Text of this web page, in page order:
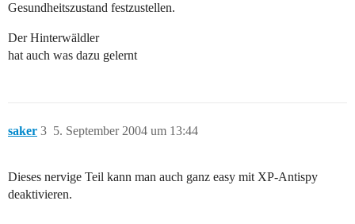
Gesundheitszustand festzustellen.
Der Hinterwäldler
hat auch was dazu gelernt
saker 5. September 2004 um 13:44
3
Dieses nervige Teil kann man auch ganz easy mit XP-Antispy
deaktivieren.